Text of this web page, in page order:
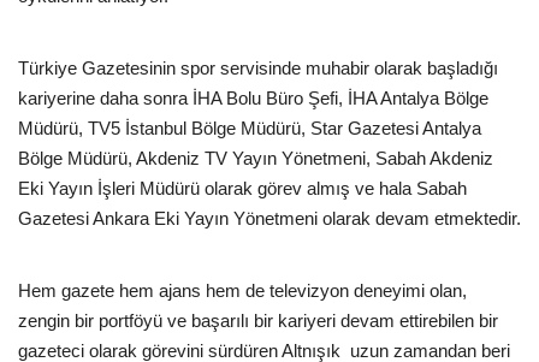
Araştırma - İnceleme
Lezzet Durakları
Röportajlar
Gezi - Yorum
Sizlerden Gelenler
Türkiye Gazetesinin spor servisinde muhabir olarak başladığı
kariyerine daha sonra İHA Bolu Büro Şefi, İHA Antalya Bölge
Müdürü, TV5 İstanbul Bölge Müdürü, Star Gazetesi Antalya
Bölge Müdürü, Akdeniz TV Yayın Yönetmeni, Sabah Akdeniz
Eki Yayın İşleri Müdürü olarak görev almış ve hala Sabah
Gazetesi Ankara Eki Yayın Yönetmeni olarak devam etmektedir.
Hem gazete hem ajans hem de televizyon deneyimi olan,
zengin bir portföyü ve başarılı bir kariyeri devam ettirebilen bir
gazeteci olarak görevini sürdüren Altnışık  uzun zamandan beri